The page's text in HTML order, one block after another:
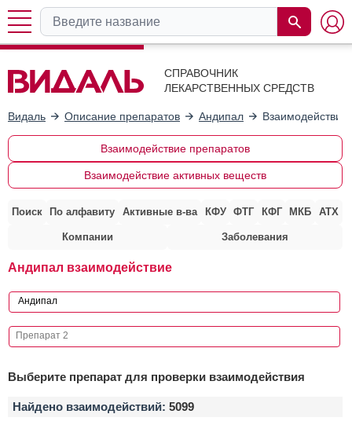
СПРАВОЧНИК
ЛЕКАРСТВЕННЫХ СРЕДСТВ
Видаль Описание препаратов Андипал
Взаимодействие препаратов
Взаимодействие активных веществ
Поиск По алфавиту Активные в-ва КФУ ФТГ КФГ МКБ АТХ
Компании Заболевания
Андипал взаимодействие
Выберите препарат для проверки взаимодействия
Найдено взаимодействий: 5099